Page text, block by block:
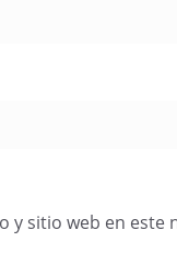
sitio web en este